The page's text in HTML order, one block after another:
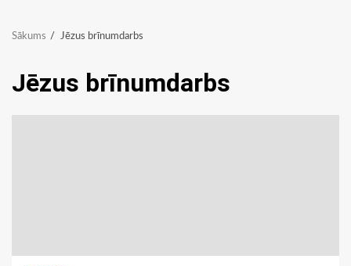
Sākums Jēzus brīnumdarbs
Jēzus brīnumdarbs